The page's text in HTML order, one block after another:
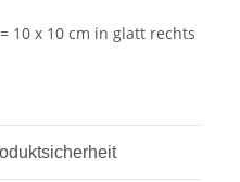
10 x 10 cm in glatt rechts